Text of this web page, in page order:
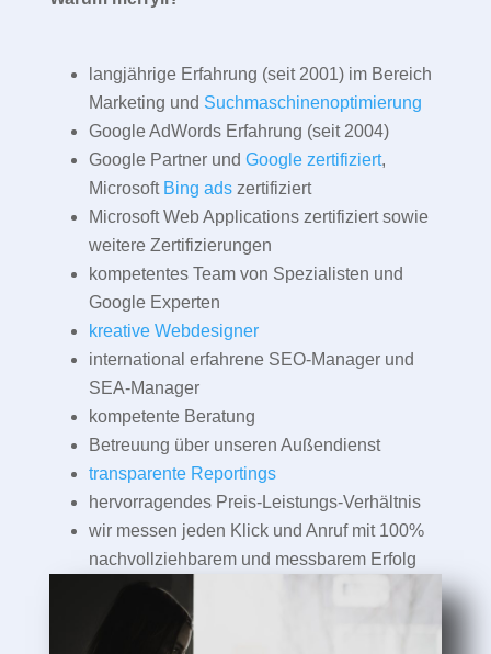
langjährige Erfahrung (seit 2001) im Bereich
Marketing und Suchmaschinenoptimierung
Google AdWords Erfahrung (seit 2004)
Google Partner und Google zertifiziert,
Microsoft Bing adszertifiziert
Microsoft Web Applications zertifiziert sowie
weitere Zertifizierungen
kompetentes Team von Spezialisten und
Google Experten
kreative Webdesigner
international erfahrene SEO-Manager und
SEA-Manager
kompetente Beratung
Betreuung über unseren Außendienst
transparente Reportings
hervorragendes Preis-Leistungs-Verhältnis
wir messen jeden Klick und Anruf mit 100%
nachvollziehbarem und messbarem Erfolg